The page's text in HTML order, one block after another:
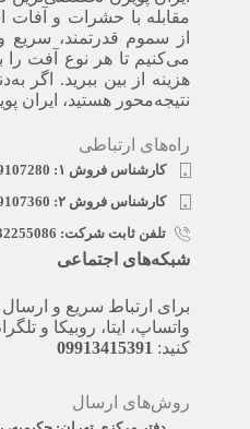
مقابله با حشرات و
از سموم قدرتمند، سریع‌
می‌کنیم تا هر نوع آفت
هزینه از بین ببرید. اگر
نتیجه‌محور هستید، ایران
راه‌های ارتباطی
کارشناس فروش ۱: 09109107280
کارشناس فروش ۲: 09109107360
تلفن ثابت شرکت: 04432255086
شبکه‌های اجتماعی
برای ارتباط سریع و ارسال
واتساپ، ایتا، روبیکا و
کنید: 09913415391
روش‌های ارسال